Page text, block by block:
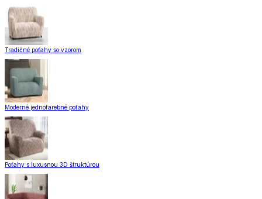
Tradičné poťahy so vzorom
Moderné jednofarebné poťahy
Poťahy s luxusnou 3D štruktúrou